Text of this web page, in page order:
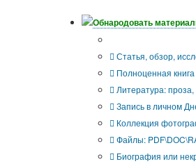
Обнародовать
Статья, обзор,
Полноценная книга
Литература: проза,
Запись в личном
Коллекция
Файлы:
Биография или